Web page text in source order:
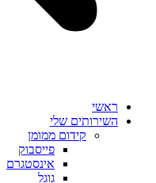
ראשי
השירותים שלי
קידום ממומן
פייסבוק
אינסטגרם
גוגל